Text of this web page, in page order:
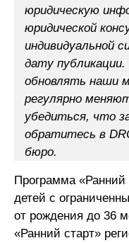
юридическую
юридической
индивидуальной
дату
обновлять наши
регулярно
убедиться, что
обратитесь в
бюро.
Программа «Ранний
детей с
от рождения до 36
«Ранний старт»